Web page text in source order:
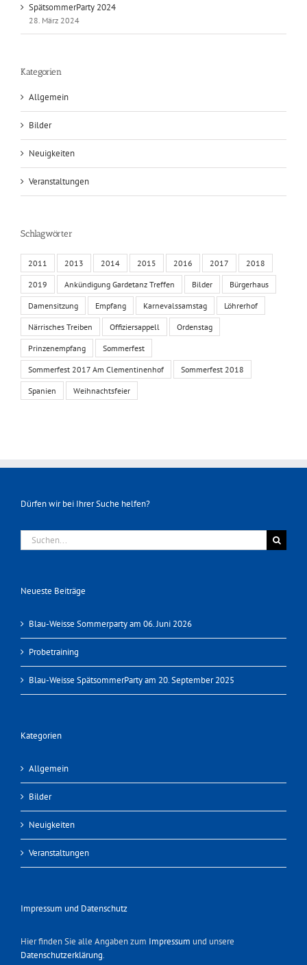
SpätsommerParty 2024
28. März 2024
Kategorien
Allgemein
Bilder
Neuigkeiten
Veranstaltungen
Schlagwörter
2011 2013 2014 2015 2016 2017 2018
2019 Ankündigung Gardetanz Treffen Bilder Bürgerhaus
Damensitzung Empfang Karnevalssamstag Löhrerhof
Närrisches Treiben Offiziersappell Ordenstag
Prinzenempfang Sommerfest
Sommerfest 2017 Am Clementinenhof Sommerfest 2018
Spanien Weihnachtsfeier
Dürfen wir bei Ihrer Suche helfen?
Suche
nach:
Neueste Beiträge
Blau-Weisse Sommerparty am 06. Juni 2026
Probetraining
Blau-Weisse SpätsommerParty am 20. September 2025
Kategorien
Allgemein
Bilder
Neuigkeiten
Veranstaltungen
Impressum und Datenschutz
Hier finden Sie alle Angaben zum Impressum und unsere
Datenschutzerklärung.